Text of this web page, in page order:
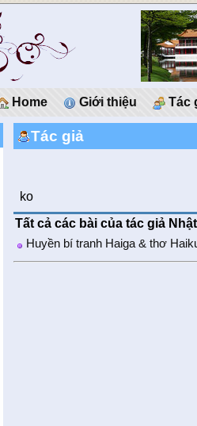
Home Giới thiệu Tác
Tác giả
ko
Tất cả các bài của tác giả
Huyền bí tranh Haiga & thơ